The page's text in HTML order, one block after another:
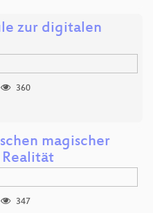
zur digitalen
360
magischer
347